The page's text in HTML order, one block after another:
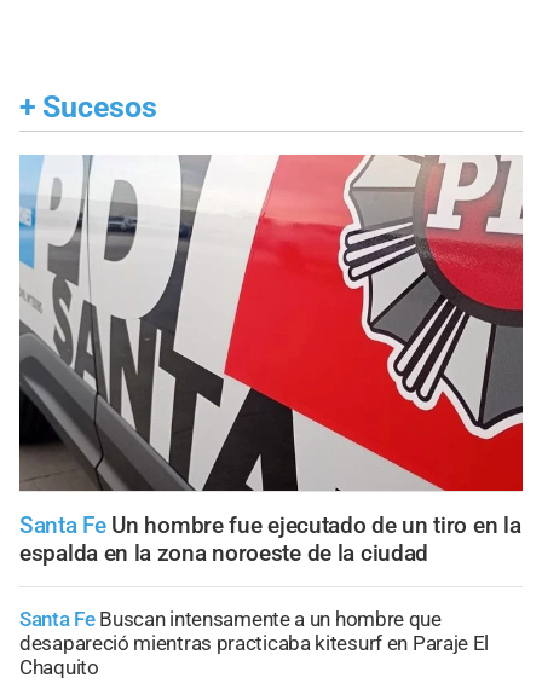
+ Sucesos
Santa Fe Un hombre fue ejecutado de un tiro en la
espalda en la zona noroeste de la ciudad
Santa Fe Buscan intensamente a un hombre que
desapareció mientras practicaba kitesurf en Paraje El
Chaquito